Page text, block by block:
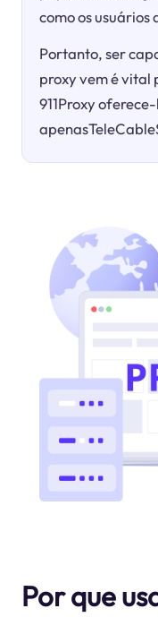
como os usuários
Portanto, ser
proxy vem é vital
911Proxy
Por que